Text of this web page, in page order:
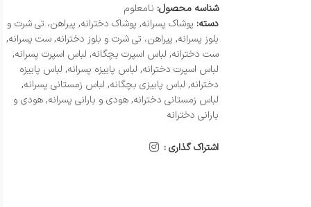
شناسه محصول: نامعلوم
دسته: پوشاک پسرانه, پوشاک دخترانه, پیراهن، تی شرت و
بلوز پسرانه, پیراهن، تی شرت و بلوز دخترانه,ست پسرانه,
ست دخترانه, لباس اسپرت بچگانه, لباس اسپرت پسرانه,
لباس اسپرت دخترانه, لباس پاییزه پسرانه, لباس پاییزه
دخترانه, لباس پاییزی بچگانه, لباس زمستانی پسرانه,
لباس زمستانی دخترانه,هودی و بارانی پسرانه,هودی و
بارانی دخترانه
اشتراک گذاری :